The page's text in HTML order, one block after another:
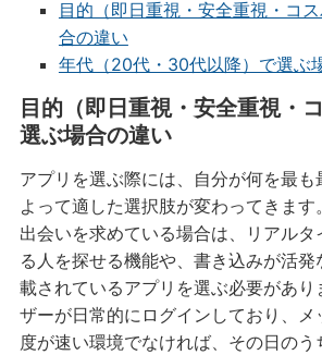
目的（即日重視・安全重視・コ
合の違い
年代（20代・30代以降）で選ぶ
目的（即日重視・安全重視・
選ぶ場合の違い
アプリを選ぶ際には、自分が何を最も
よって適した選択肢が変わってきま
出会いを求めている場合は、リアルタ
る人を探せる機能や、書き込みが活
載されているアプリを選ぶ必要があり
ザーが日常的にログインしており、メ
度が速い環境でなければ、その日のう